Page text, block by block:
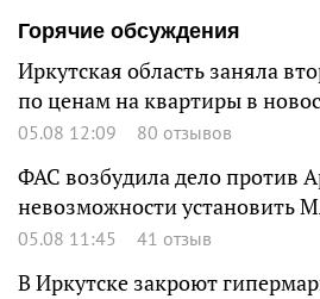
Горячие обсуждения
Иркутская область заняла
по ценам на квартиры в
05.08 12:09 80 отзывов
ФАС возбудила дело против
невозможности установить
05.08 11:45 41 отзыв
В Иркутске закроют